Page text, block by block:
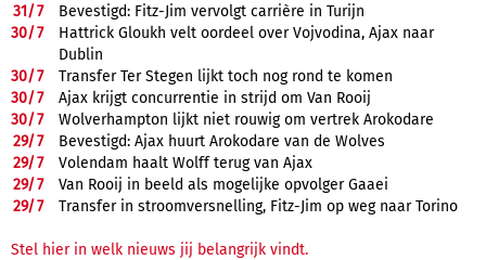
31/7
Bevestigd: Fitz-Jim vervolgt carrière in Turijn
30/7
Hattrick Gloukh velt oordeel over Vojvodina, Ajax naar
Dublin
30/7
Transfer Ter Stegen lijkt toch nog rond te komen
30/7
Ajax krijgt concurrentie in strijd om Van Rooij
30/7
Wolverhampton lijkt niet rouwig om vertrek Arokodare
29/7
Bevestigd: Ajax huurt Arokodare van de Wolves
29/7
Volendam haalt Wolff terug van Ajax
29/7
Van Rooij in beeld als mogelijke opvolger Gaaei
29/7 Transfer in stroomversnelling, Fitz-Jim op weg naar Torino
Stel hier in welk nieuws jij belangrijk vindt.